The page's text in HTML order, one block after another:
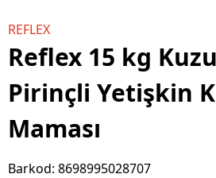
REFLEX
Reflex 15 kg
Pirinçli Yetişkin
Maması
Barkod: 8698995028707